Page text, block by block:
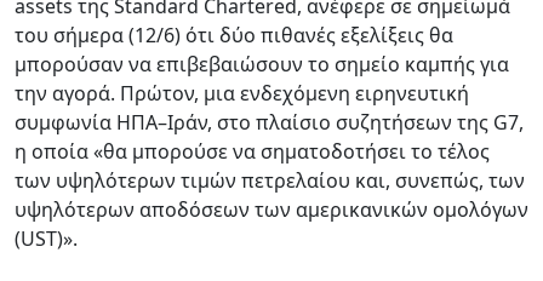
assets της Standard Chartered, ανέφερε σε σημείωμά
του σήμερα (12/6) ότι δύο πιθανές εξελίξεις θα
μπορούσαν να επιβεβαιώσουν το σημείο καμπής για
την αγορά. Πρώτον, μια ενδεχόμενη ειρηνευτική
συμφωνία ΗΠΑ–Ιράν, στο πλαίσιο συζητήσεων της G7,
η οποία «θα μπορούσε να σηματοδοτήσει το τέλος
των υψηλότερων τιμών πετρελαίου και, συνεπώς, των
υψηλότερων αποδόσεων των αμερικανικών ομολόγων
(UST)».